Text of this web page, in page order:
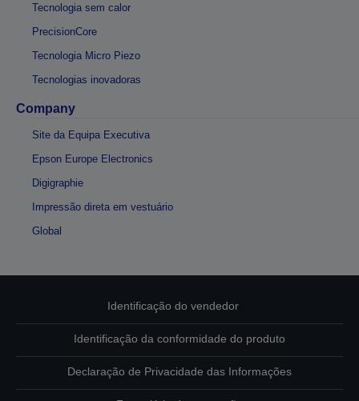
Tecnologia sem calor
PrecisionCore
Tecnologia Micro Piezo
Tecnologias inovadoras
Company
Site da Equipa Executiva
Epson Europe Electronics
Digigraphie
Impressão direta em vestuário
Global
Identificação do vendedor
Identificação da conformidade do produto
Declaração de Privacidade das Informações